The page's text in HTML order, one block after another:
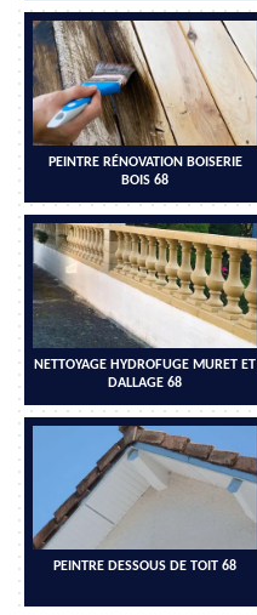
PEINTRE RÉNOVATION BOISERIE
BOIS 68
NETTOYAGE HYDROFUGE MURET ET
DALLAGE 68
PEINTRE DESSOUS DE TOIT 68